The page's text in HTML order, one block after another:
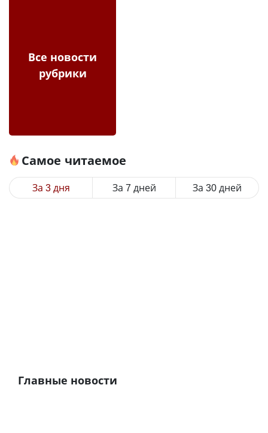
Все новости
рубрики
Самое читаемое
За 3 дня За 7 дней За 30 дней
Главные новости